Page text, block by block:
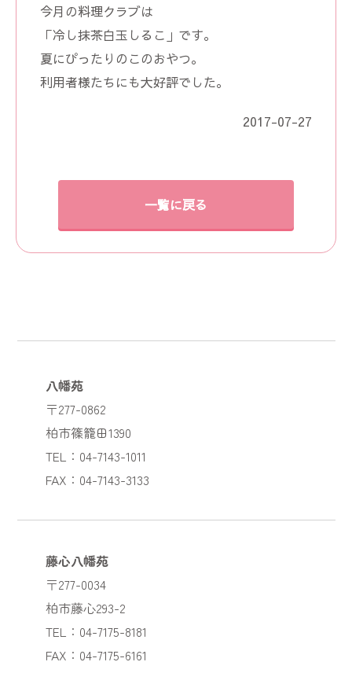
今月の料理クラブは
「冷し抹茶白玉しるこ」です。
夏にぴったりのこのおやつ。
利用者様たちにも大好評でした。
2017-07-27
一覧に戻る
八幡苑
〒277-0862
柏市篠籠田1390
TEL：04-7143-1011
FAX：04-7143-3133
藤心八幡苑
〒277-0034
柏市藤心293-2
TEL：04-7175-8181
FAX：04-7175-6161